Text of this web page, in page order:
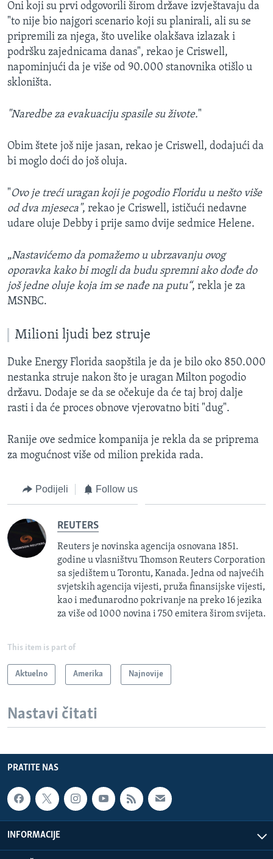
Oni koji su prvi odgovorili širom države izvještavaju da
"to nije bio najgori scenario koji su planirali, ali su se
pripremili za njega, što uvelike olakšava izlazak i
podršku zajednicama danas", rekao je Criswell,
napominjući da je više od 90.000 stanovnika otišlo u
skloništa.
"Naredbe za evakuaciju spasile su živote."
Obim štete još nije jasan, rekao je Criswell, dodajući da
bi moglo doći do još oluja.
"Ovo je treći uragan koji je pogodio Floridu u nešto više
od dva mjeseca", rekao je Criswell, ističući nedavne
udare oluje Debby i prije samo dvije sedmice Helene.
„Nastavićemo da pomažemo u ubrzavanju ovog
oporavka kako bi mogli da budu spremni ako dođe do
još jedne oluje koja im se nađe na putu“, rekla je za
MSNBC.
Milioni ljudi bez struje
Duke Energy Florida saopštila je da je bilo oko 850.000
nestanka struje nakon što je uragan Milton pogodio
državu. Dodaje se da se očekuje da će taj broj dalje
rasti i da će proces obnove vjerovatno biti "dug".
Ranije ove sedmice kompanija je rekla da se priprema
za mogućnost više od milion prekida rada.
Podijeli Follow us
REUTERS
Reuters je novinska agencija osnovana 1851.
godine u vlasništvu Thomson Reuters Corporation
sa sjedištem u Torontu, Kanada. Jedna od najvećih
svjetskih agencija vijesti, pruža finansijske vijesti,
kao i međunarodno pokrivanje na preko 16 jezika
za više od 1000 novina i 750 emitera širom svijeta.
This item is part of
Aktuelno Amerika Najnovije
Nastavi čitati
PRATITE NAS
INFORMACIJE